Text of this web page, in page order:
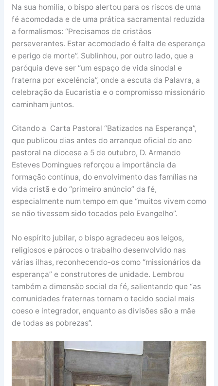
Na sua homilia, o bispo alertou para os riscos de uma
fé acomodada e de uma prática sacramental reduzida
a formalismos: “Precisamos de cristãos
perseverantes. Estar acomodado é falta de esperança
e perigo de morte”. Sublinhou, por outro lado, que a
paróquia deve ser “um espaço de vida sinodal e
fraterna por excelência”, onde a escuta da Palavra, a
celebração da Eucaristia e o compromisso missionário
caminham juntos.
Citando a Carta Pastoral “Batizados na Esperança”,
que publicou dias antes do arranque oficial do ano
pastoral na diocese a 5 de outubro, D. Armando
Esteves Domingues reforçou a importância da
formação contínua, do envolvimento das famílias na
vida cristã e do “primeiro anúncio” da fé,
especialmente num tempo em que “muitos vivem como
se não tivessem sido tocados pelo Evangelho”.
No espírito jubilar, o bispo agradeceu aos leigos,
religiosos e párocos o trabalho desenvolvido nas
várias ilhas, reconhecendo-os como “missionários da
esperança” e construtores de unidade. Lembrou
também a dimensão social da fé, salientando que “as
comunidades fraternas tornam o tecido social mais
coeso e integrador, enquanto as divisões são a mãe
de todas as pobrezas”.